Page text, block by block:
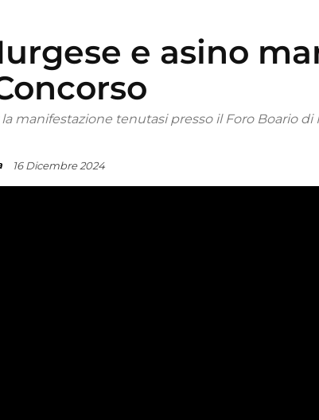
e asino
manifestazione tenutasi presso il Foro Boario di
16 Dicembre 2024